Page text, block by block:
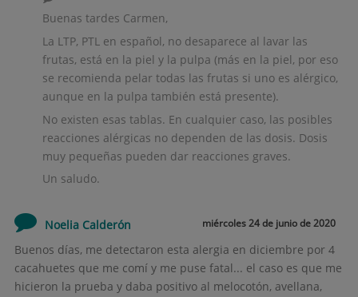
Buenas tardes Carmen,
La LTP, PTL en español, no desaparece al lavar las
frutas, está en la piel y la pulpa (más en la piel, por eso
se recomienda pelar todas las frutas si uno es alérgico,
aunque en la pulpa también está presente).
No existen esas tablas. En cualquier caso, las posibles
reacciones alérgicas no dependen de las dosis. Dosis
muy pequeñas pueden dar reacciones graves.
Un saludo.
Noelia Calderón miércoles 24 de junio de 2020
Buenos días, me detectaron esta alergia en diciembre por 4
cacahuetes que me comí y me puse fatal... el caso es que me
hicieron la prueba y daba positivo al melocotón, avellana,